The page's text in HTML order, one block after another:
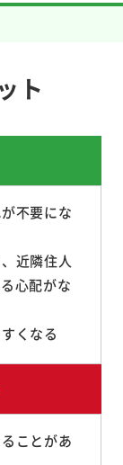
ト
不要にな
近隣住人
心配がな
くなる
ことがあ